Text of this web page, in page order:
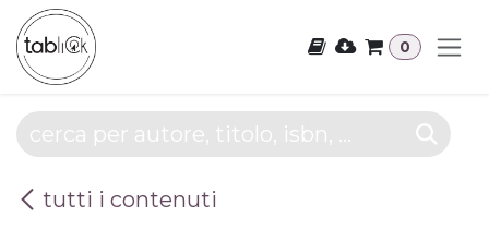
Passa al contenuto
0
tutti i contenuti